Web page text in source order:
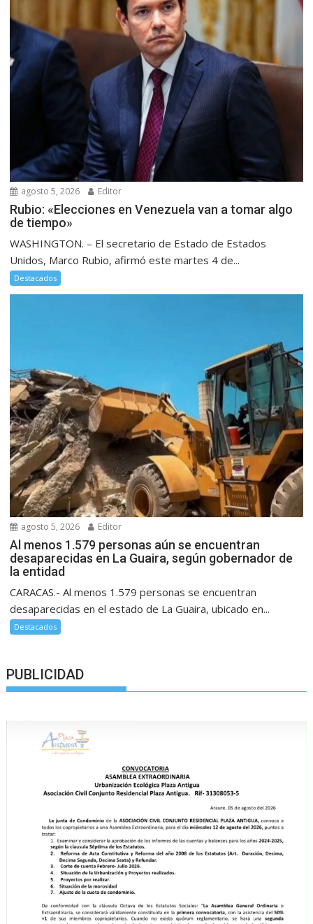
agosto 5, 2026 Editor
Rubio: «Elecciones en Venezuela van a tomar algo
de tiempo»
WASHINGTON. – El secretario de Estado de Estados
Unidos, Marco Rubio, afirmó este martes 4 de...
Destacados
agosto 5, 2026 Editor
Al menos 1.579 personas aún se encuentran
desaparecidas en La Guaira, según gobernador de
la entidad
CARACAS.- Al menos 1.579 personas se encuentran
desaparecidas en el estado de La Guaira, ubicado en...
Destacados
PUBLICIDAD